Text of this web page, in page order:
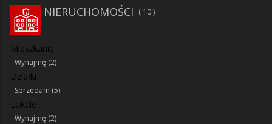
NIERUCHOMOŚCI 10
Mieszkania
Wynajmę (2)
Działki
Sprzedam (5)
Lokale
Wynajmę (2)